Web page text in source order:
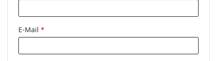
E-Mail *